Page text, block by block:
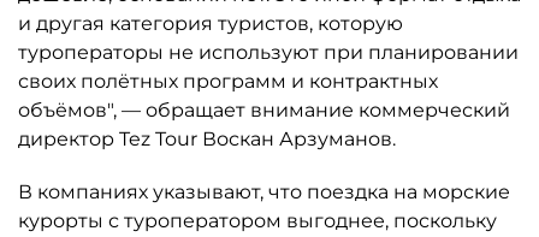
и другая категория туристов, которую
туроператоры не используют при планировании
своих полётных программ и контрактных
объёмов", — обращает внимание коммерческий
директор Tez Tour Воскан Арзуманов.
В компаниях указывают, что поездка на морские
курорты с туроператором выгоднее, поскольку